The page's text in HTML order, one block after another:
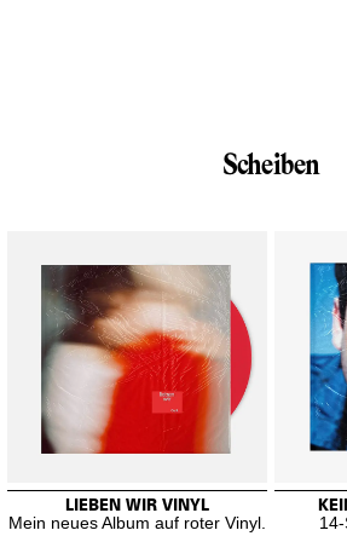
Scheiben
LIEBEN WIR VINYL
Mein neues Album auf roter Vinyl.